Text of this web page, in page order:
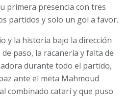
primera presencia con tres
partidos y solo un gol a favor.
y la historia bajo la dirección
paso, la racanería y falta de
durante todo el partido,
ante el meta Mahmoud
combinado catarí y que puso